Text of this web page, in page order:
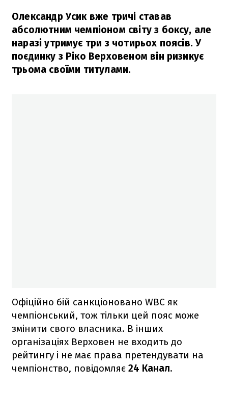
Олександр Усик вже тричі ставав
абсолютним чемпіоном світу з боксу, але
наразі утримує три з чотирьох поясів. У
поєдинку з Ріко Верховеном він ризикує
трьома своїми титулами.
Офіційно бій санкціоновано WBC як
чемпіонський, тож тільки цей пояс може
змінити свого власника. В інших
організаціях Верховен не входить до
рейтингу і не має права претендувати на
чемпіонство, повідомляє 24 Канал.